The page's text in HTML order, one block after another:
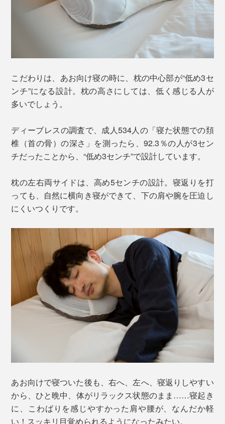
こだわりは、あお向け寝の時に、枕の中心部が“低め3セ
ンチ”になる設計。枕の高さにしては、低く感じる人が
多いでしょう。
ディーブレスの調査で、成人534人の「寝た状態での頚
椎（首の骨）の深さ」を測ったら、92.3％の人が3セン
チだったことから、“低め3センチ”で設計しています。
枕の左右両サイドは、高め5センチの設計。寝返りを打
っても、自然に横向き寝ができて、下の肩や腕を圧迫し
にくいつくりです。
あお向けで寝ついた後も、右へ、左へ、寝返りしやすい
から、ひと晩中、体がリラックス状態のまま……寝起き
に、こわばりを感じやすかった肩や腰が、なんだか軽
い！スッキリ目覚められるようになったみたい。